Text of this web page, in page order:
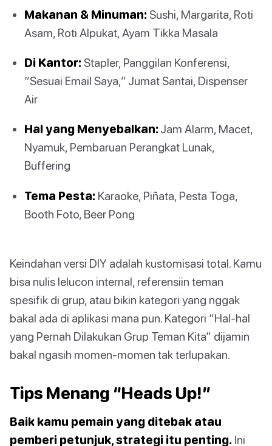
Makanan & Minuman: Sushi, Margarita, Roti
Asam, Roti Alpukat, Ayam Tikka Masala
Di Kantor: Stapler, Panggilan Konferensi,
“Sesuai Email Saya,” Jumat Santai, Dispenser
Air
Hal yang Menyebalkan: Jam Alarm, Macet,
Nyamuk, Pembaruan Perangkat Lunak,
Buffering
Tema Pesta: Karaoke, Piñata, Pesta Toga,
Booth Foto, Beer Pong
Keindahan versi DIY adalah kustomisasi total. Kamu
bisa nulis lelucon internal, referensiin teman
spesifik di grup, atau bikin kategori yang nggak
bakal ada di aplikasi mana pun. Kategori “Hal-hal
yang Pernah Dilakukan Grup Teman Kita” dijamin
bakal ngasih momen-momen tak terlupakan.
Tips Menang “Heads Up!”
Baik kamu pemain yang ditebak atau
pemberi petunjuk, strategi itu penting. Ini